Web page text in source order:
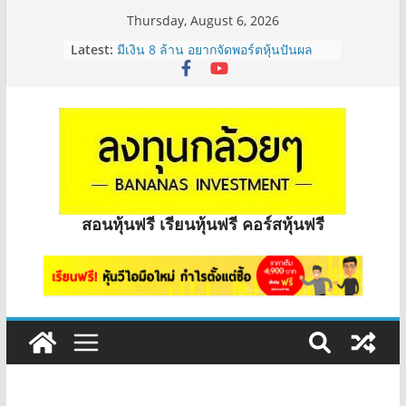
Thursday, August 6, 2026
Latest: มีเงิน 8 ล้าน อยากจัดพอร์ตหุ้นปันผล
ระยะยาว อุตสาหกรรมไหนดี? | Q&A
หุ้นซอสภูเขาทอง Sauce เหมาะถือเป็น
หุ้นปันผลไหม? | Q&A กล้วยๆ EP.1166
OSP vs CBG vs ICHI ควร DCA ตัวไหน
ดี? | Q&A กล้วยๆ EP.1165
รีวิวงบกลุ่ม Bank หุ้นไหนเหมาะถือเอา
“ปันผล” | EP.175
จะเลือกหุ้นแต่ละตัว ต้องดู Short –
Long ของหุ้นตัวนั้นๆไหมคะ? | Q&A
สอนหุ้นฟรี เรียนหุ้นฟรี คอร์สหุ้นฟรี